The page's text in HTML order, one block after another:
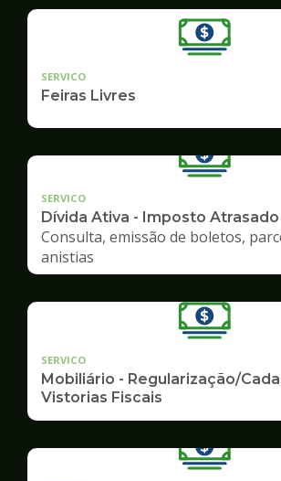
SERVICO
Feiras Livres
SERVICO
Dívida Ativa - Imposto Atrasado
Consulta, emissão de boletos,
anistias
SERVICO
Mobiliário - Regularização/
Vistorias Fiscais